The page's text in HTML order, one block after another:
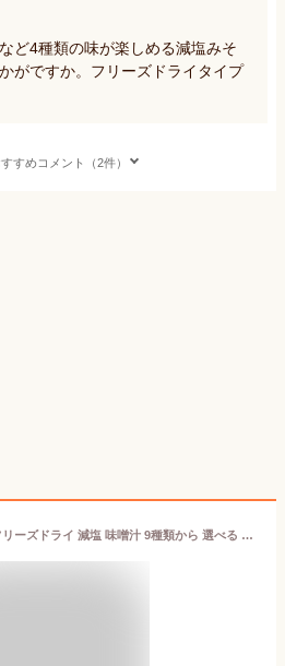
ど4種類の味が楽しめる減塩みそ
がですか。フリーズドライタイプ
すめコメント（2件）
父の日 アマノフーズ フリーズドライ 減塩 味噌汁 9種類から 選べる 4種20食 詰め合わせ セット 【 送料無料 北海道沖縄以外】 即席みそ汁 インスタント味噌汁 常温保存 みそ汁 一人暮らし 仕送り 備蓄 非常食 お中元 2026 内祝い ギフト